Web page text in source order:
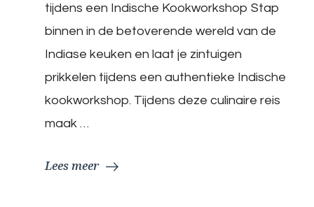
de
Indische
Tijdens
Onze
tijdens een Indische Kookworkshop Stap
binnen in de betoverende wereld van de
Indiase keuken en laat je zintuigen
prikkelen tijdens een authentieke Indische
kookworkshop. Tijdens deze culinaire reis
maak …
Lees meer